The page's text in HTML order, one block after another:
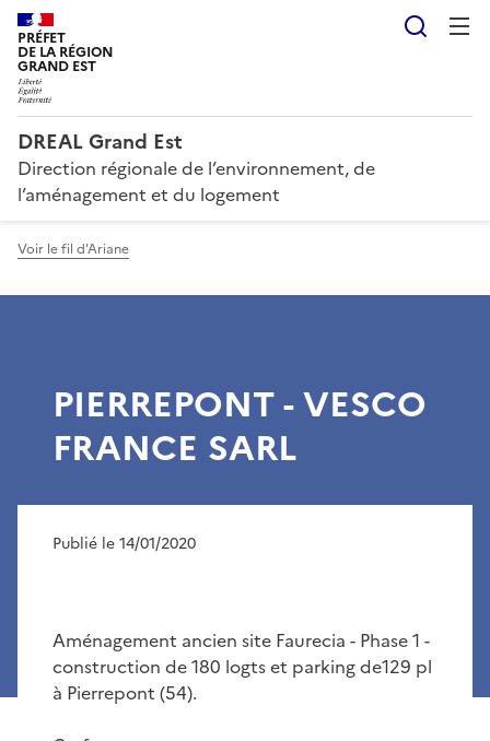
PRÉFET
DE LA RÉGION
GRAND EST
DREAL Grand Est
Direction régionale de l’environnement, de
l’aménagement et du logement
Voir le fil d'Ariane
PIERREPONT - VESCO
FRANCE SARL
Publié le 14/01/2020
Aménagement ancien site Faurecia - Phase 1 -
construction de 180 logts et parking de129 pl
à Pierrepont (54).